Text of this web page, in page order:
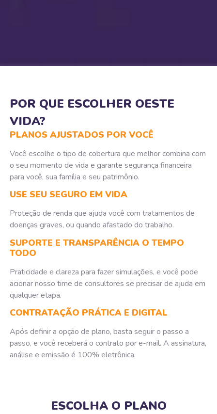
POR QUE ESCOLHER OESTE
VIDA?
PLANOS AJUSTADOS POR VOCÊ
Você escolhe o tipo de cobertura que melhor combina com
o seu momento de vida e garante segurança financeira
para você, sua família e seu patrimônio.
USE SEU SEGURO EM VIDA
Proteção de renda que ajuda você com tratamentos de
doenças graves, ou quando afastado do trabalho.
SUPORTE E TRANSPARÊNCIA O TEMPO
TODO
Praticidade e clareza para fazer simulações, e você pode
acionar nosso time de consultores se precisar de ajuda em
qualquer etapa.
CONTRATAÇÃO PRÁTICA E DIGITAL
Após definir a opção de plano, basta seguir o passo a
passo, e você receberá o contrato por e-mail. A assinatura,
análise e emissão é 100% eletrônica.
ESCOLHA O PLANO